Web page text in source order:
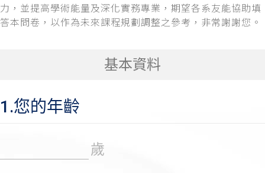
力，並提高學術能量及深化實務專業，期望各系友能協助填
答本問卷，以作為未來課程規劃調整之參考，非常謝謝您。
基本資料
1.您的年齡
歲